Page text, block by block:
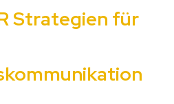
Strategien für